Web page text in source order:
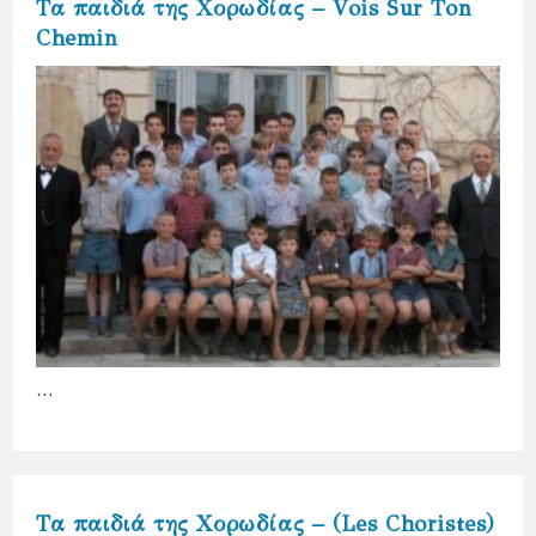
Τα παιδιά της Χορωδίας – Vois Sur Ton
Chemin
…
Τα παιδιά της Χορωδίας – (Les Choristes)